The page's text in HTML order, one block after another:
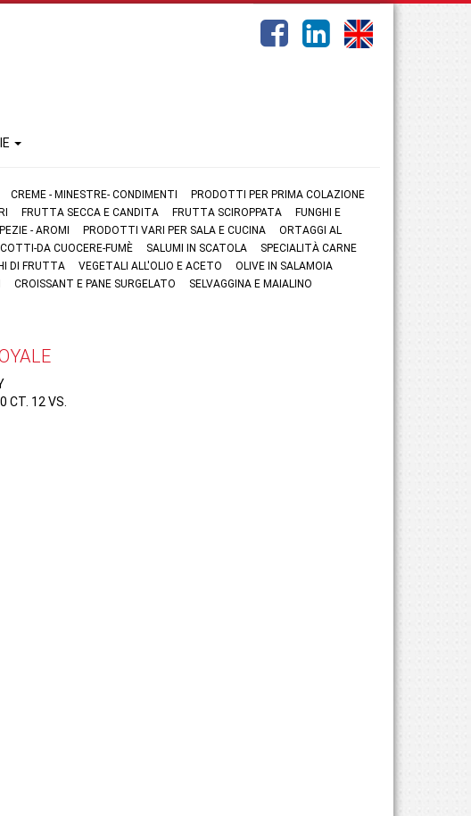
CREME - MINESTRE- CONDIMENTI
PRODOTTI PER PRIMA COLAZIONE
FRUTTA SECCA E CANDITA FRUTTA SCIROPPATA
FUNGHI E
- AROMI PRODOTTI VARI PER SALA E CUCINA
ORTAGGI AL
DA CUOCERE-FUMÈ SALUMI IN SCATOLA
SPECIALITÀ CARNE
DI FRUTTA VEGETALI ALL'OLIO E ACETO
OLIVE IN SALAMOIA
CROISSANT E PANE SURGELATO
SELVAGGINA E MAIALINO
CT. 12 VS.